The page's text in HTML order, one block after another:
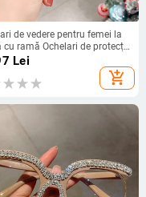
de vedere pentru femei la
cu ramă Ochelari de protecție
computer Ochelari de
anti-lumină albastră Roșu
Miopie oculos grau
Lei
add_shopping_cart